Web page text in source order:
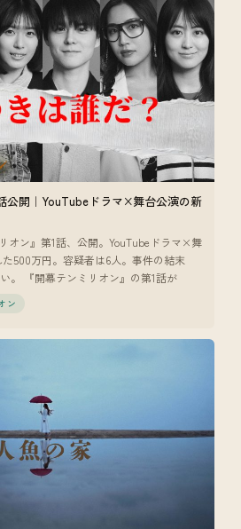
公開｜YouTubeドラマ×舞台公演の新
オン』第1話、公開。YouTubeドラマ×舞
500万円。容疑者は6人。事件の結末
。 『開幕テンミリオン』の第1話が
ン